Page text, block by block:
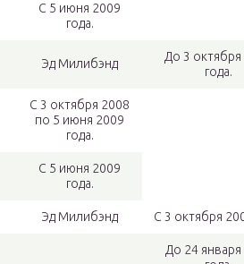
С 5 июня 2009
года.
Эд Милибэнд
До 3
года.
С 3 октября 2008
по 5 июня 2009
года.
С 5 июня 2009
года.
Эд Милибэнд С 3 октября
До 24